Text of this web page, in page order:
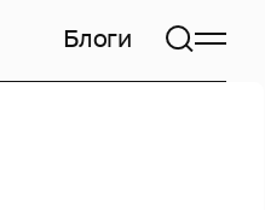
Блоги